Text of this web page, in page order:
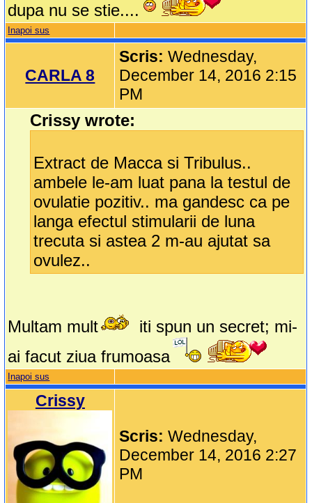
dupa nu se stie....
Inapoi sus
CARLA 8
Scris:Wednesday,
December 14, 2016 2:15
PM
Crissy wrote:
Extract de Macca si Tribulus..
ambele le-am luat pana la testul de
ovulatie pozitiv.. ma gandesc ca pe
langa efectul stimularii de luna
trecuta si astea 2 m-au ajutat sa
ovulez..
Multam mult
iti spun un secret; mi-
ai facut ziua frumoasa
Inapoi sus
Crissy
Scris:Wednesday,
December 14, 2016 2:27
PM